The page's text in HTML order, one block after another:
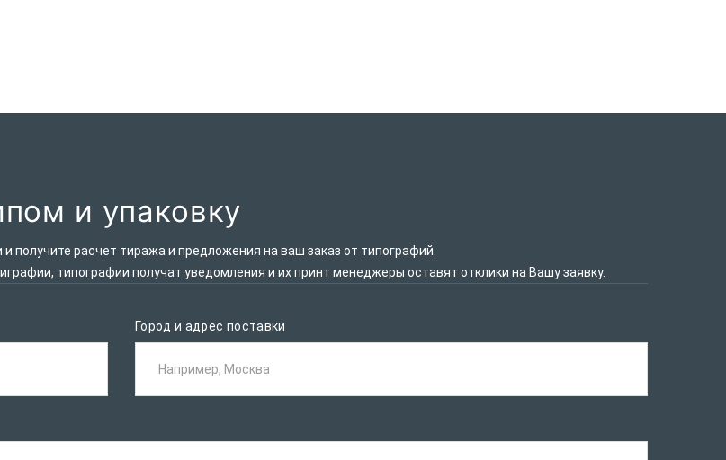
и упаковку
получите расчет тиража и предложения на ваш заказ от типографий.
типографии получат уведомления и их принт менеджеры оставят отклики на Вашу заявку.
Город и адрес поставки
Например, Москва